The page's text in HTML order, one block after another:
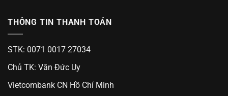
THÔNG TIN THANH TOÁN
STK: 0071 0017 27034
Chủ TK: Văn Đức Uy
Vietcombank CN Hồ Chí Minh